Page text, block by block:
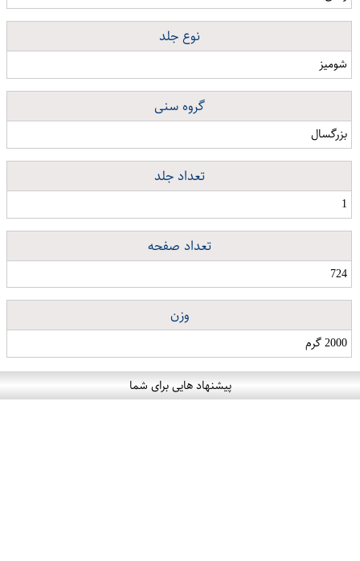
نوع جلد
شومیز
گروه سنی
بزرگسال
تعداد جلد
1
تعداد صفحه
724
وزن
2000 گرم
پیشنهاد هایی برای شما